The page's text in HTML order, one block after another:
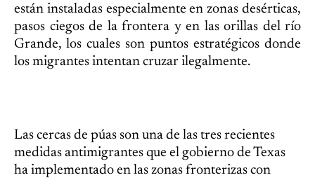
están instaladas especialmente en zonas desérticas,
pasos ciegos de la frontera y en las orillas del río
Grande, los cuales son puntos estratégicos donde
los migrantes intentan cruzar ilegalmente.
Las cercas de púas son una de las tres recientes
medidas antimigrantes que el gobierno de Texas
ha implementado en las zonas fronterizas con